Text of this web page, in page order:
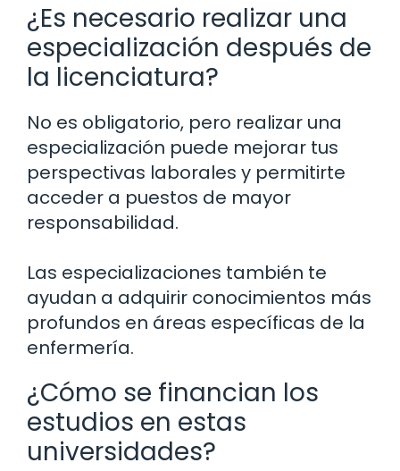
¿Es necesario realizar una
especialización después de
la licenciatura?
No es obligatorio, pero realizar una
especialización puede mejorar tus
perspectivas laborales y permitirte
acceder a puestos de mayor
responsabilidad.
Las especializaciones también te
ayudan a adquirir conocimientos más
profundos en áreas específicas de la
enfermería.
¿Cómo se financian los
estudios en estas
universidades?